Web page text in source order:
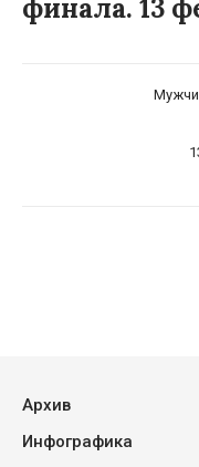
финала. 13
Архив
Инфографика